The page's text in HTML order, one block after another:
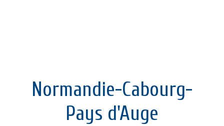
Normandie-Cabourg-
Pays d'Auge